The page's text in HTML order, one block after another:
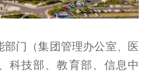
门（集团管理办公室、医
科技部、教育部、信息中